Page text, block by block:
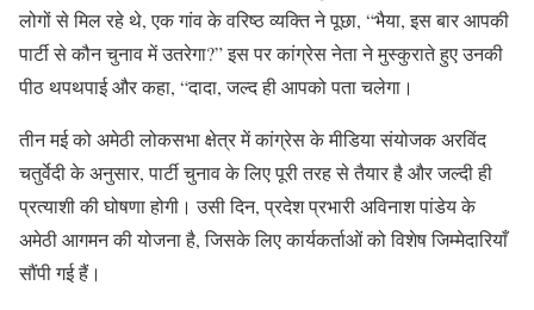
लोगों से मिल रहे थे, एक गांव के वरिष्ठ व्यक्ति ने पूछा, “भैया, इस बार आपकी
पार्टी से कौन चुनाव में उतरेगा?” इस पर कांग्रेस नेता ने मुस्कुराते हुए उनकी
पीठ थपथपाई और कहा, “दादा, जल्द ही आपको पता चलेगा।
तीन मई को अमेठी लोकसभा क्षेत्र में कांग्रेस के मीडिया संयोजक अरविंद
चतुर्वेदी के अनुसार, पार्टी चुनाव के लिए पूरी तरह से तैयार है और जल्दी ही
प्रत्याशी की घोषणा होगी। उसी दिन, प्रदेश प्रभारी अविनाश पांडेय के
अमेठी आगमन की योजना है, जिसके लिए कार्यकर्ताओं को विशेष जिम्मेदारियाँ
सौंपी गई हैं।